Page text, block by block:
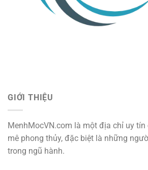
GIỚI THIỆU
MenhMocVN.com là một địa chỉ uy
mê phong thủy, đặc biệt là những
trong ngũ hành.